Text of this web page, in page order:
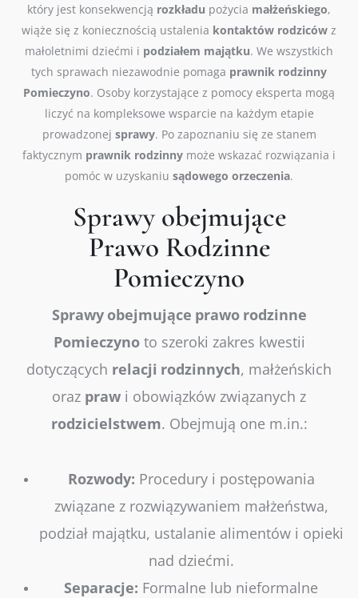
który jest konsekwencją rozkładu pożycia małżeńskiego,
wiąże się z koniecznością ustalenia kontaktów rodziców z
małoletnimi dziećmi i podziałem majątku. We wszystkich
tych sprawach niezawodnie pomaga prawnik rodzinny
Pomieczyno. Osoby korzystające z pomocy eksperta mogą
liczyć na kompleksowe wsparcie na każdym etapie
prowadzonej sprawy. Po zapoznaniu się ze stanem
faktycznym prawnik rodzinny może wskazać rozwiązania i
pomóc w uzyskaniu sądowego orzeczenia.
Sprawy obejmujące
Prawo Rodzinne
Pomieczyno
Sprawy obejmujące prawo rodzinne
Pomieczynoto szeroki zakres kwestii
dotyczących relacji rodzinnych, małżeńskich
oraz praw i obowiązków związanych z
rodzicielstwem. Obejmują one m.in.:
Rozwody: Procedury i postępowania
związane z rozwiązywaniem małżeństwa,
podział majątku, ustalanie alimentów i opieki
nad dziećmi.
Separacje: Formalne lub nieformalne